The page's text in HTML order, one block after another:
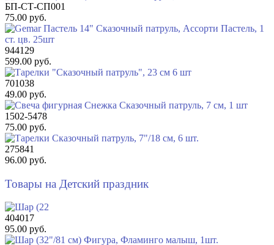
БП-CТ-СП001
75.00 руб.
944129
599.00 руб.
701038
49.00 руб.
1502-5478
75.00 руб.
275841
96.00 руб.
Товары на Детский праздник
404017
95.00 руб.